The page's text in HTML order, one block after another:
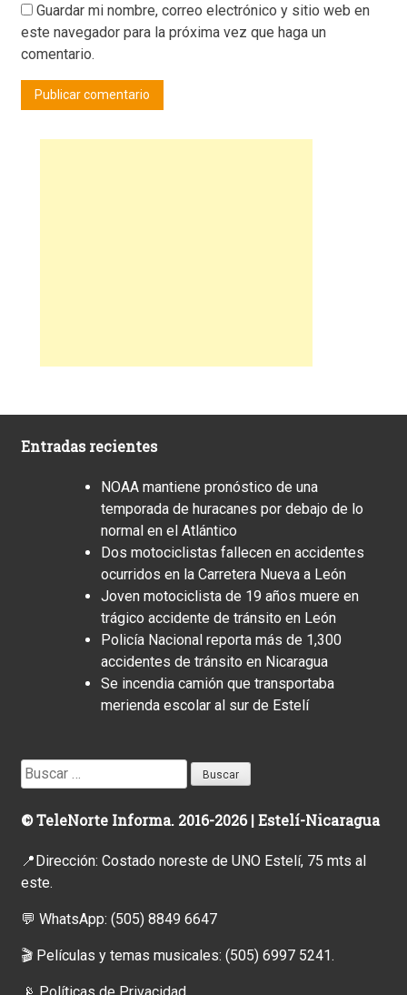
Guardar mi nombre, correo electrónico y sitio web en
este navegador para la próxima vez que haga un
comentario.
Entradas recientes
NOAA mantiene pronóstico de una
temporada de huracanes por debajo de lo
normal en el Atlántico
Dos motociclistas fallecen en accidentes
ocurridos en la Carretera Nueva a León
Joven motociclista de 19 años muere en
trágico accidente de tránsito en León
Policía Nacional reporta más de 1,300
accidentes de tránsito en Nicaragua
Se incendia camión que transportaba
merienda escolar al sur de Estelí
Buscar:
© TeleNorte Informa. 2016-2026 | Estelí-Nicaragua
📍Dirección: Costado noreste de UNO Estelí, 75 mts al
este.
💬 WhatsApp: (505) 8849 6647
🎬 Películas y temas musicales: (505) 6997 5241.